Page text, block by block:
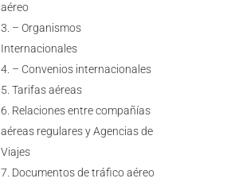
aéreo
– Organismos
Internacionales
– Convenios internacionales
Tarifas aéreas
Relaciones entre compañías
aéreas regulares y Agencias de
Viajes
Documentos de tráfico aéreo